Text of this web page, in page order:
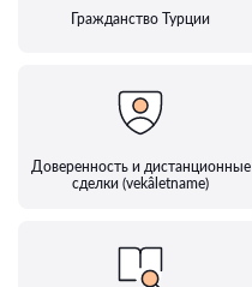
Гражданство Турции
Доверенность и дистанционные
сделки (vekâletname)